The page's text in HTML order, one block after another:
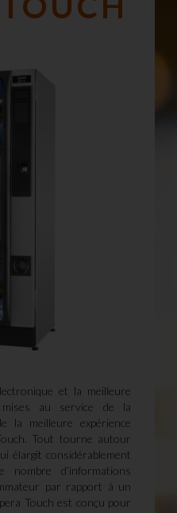
et la meilleure
mises au service de la
la meilleure expérience
Tout tourne autour
élargit considérablement
d’informations
par rapport à un
Touch est conçu pour